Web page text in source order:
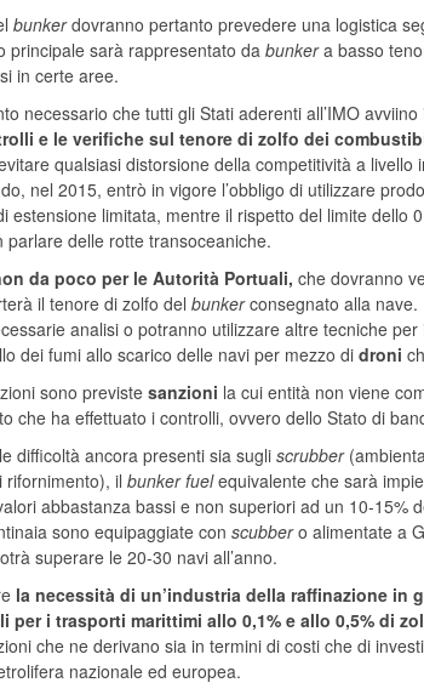
bunkerdovranno pertanto prevedere una logistica
principale sarà rappresentato da bunkera basso
in certe aree.
necessario che tutti gli Stati aderenti all’IMO
e le verifiche sul tenore di zolfo dei
qualsiasi distorsione della competitività a
nel 2015, entrò in vigore l’obbligo di utilizzare
estensione limitata, mentre il rispetto del limite
parlare delle rotte transoceaniche.
da poco per le Autorità Portuali, che dovranno
il tenore di zolfo del bunkerconsegnato alla nave.
analisi o potranno utilizzare altre tecniche
dei fumi allo scarico delle navi per mezzo di droni
sono previste sanzioni la cui entità non viene
che ha effettuato i controlli, ovvero dello Stato di
difficoltà ancora presenti sia sugli scrubber
rifornimento), il bunker fuelequivalente che sarà
abbastanza bassi e non superiori ad un 10-
sono equipaggiate con scubbero alimentate a
superare le 20-30 navi all’anno.
la necessità di un’industria della raffinazione
per i trasporti marittimi allo 0,1% e allo 0,5% di
che ne derivano sia in termini di costi che di
nazionale ed europea.